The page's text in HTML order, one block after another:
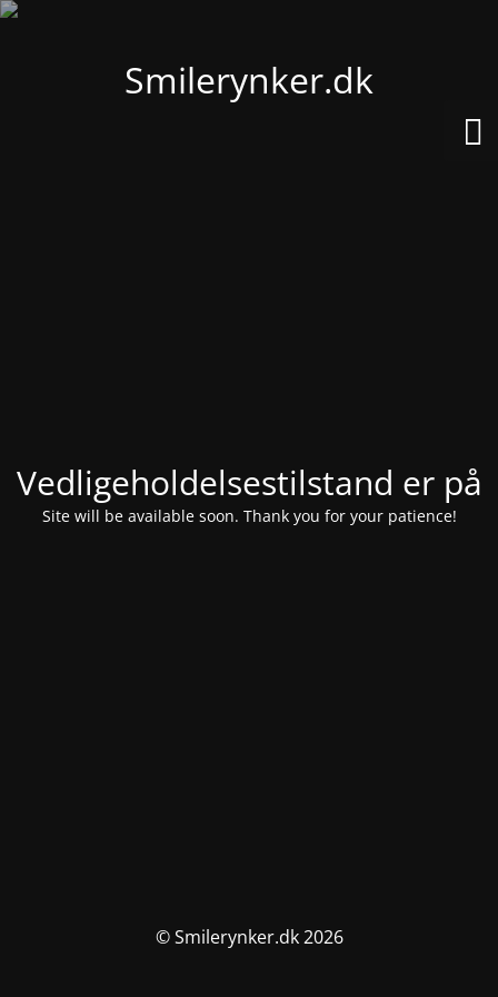
Smilerynker.dk
Vedligeholdelsestilstand er på
Site will be available soon. Thank you for your patience!
© Smilerynker.dk 2026